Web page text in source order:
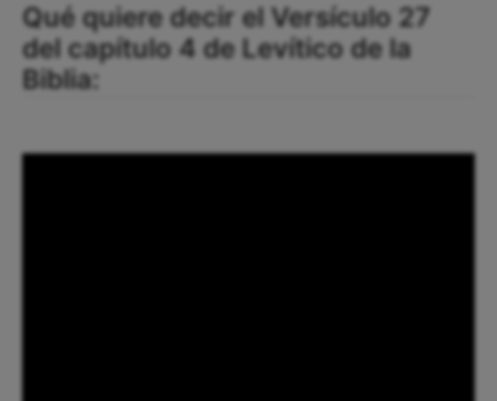
Qué quiere decir el Versículo 27
del capítulo 4 de Levítico de la
Biblia: